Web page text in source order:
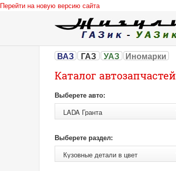
Перейти на новую версию сайта
ВАЗ ГАЗ УАЗ Иномарки
Каталог автозапчастей
Выберете авто:
Выберете раздел: